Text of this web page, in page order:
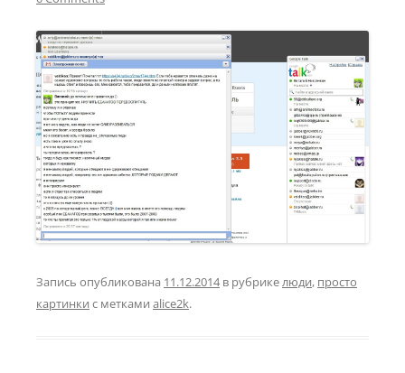
Запись опубликована 11.12.2014в рубрикелюди, просто
картинки с метками alice2k.